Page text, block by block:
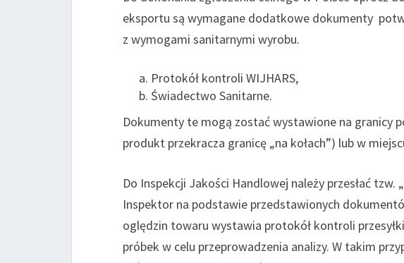
eksportu są wymagane dodatkowe dokumenty
z wymogami sanitarnymi wyrobu.
Protokół kontroli WIJHARS,
Świadectwo Sanitarne.
Dokumenty te mogą zostać wystawione na granicy
produkt przekracza granicę „na kołach”) lub w
Do Inspekcji Jakości Handlowej należy przesłać tzw.
Inspektor na podstawie przedstawionych
oględzin towaru wystawia protokół kontroli
próbek w celu przeprowadzenia analizy. W takim